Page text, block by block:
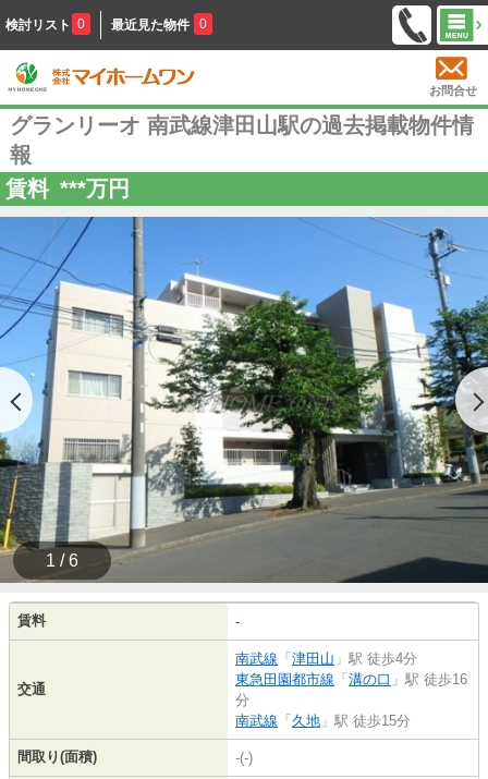
検討リスト 0 最近見た物件 0
お問合せ
グランリーオ 南武線津田山駅の過去掲載物件情
報
賃料 ***万円
1 / 6
賃料 -
交通
南武線 「 津田山 」駅 徒歩4分
東急田園都市線 「 溝の口 」駅 徒歩16
分
南武線 「 久地 」駅 徒歩15分
間取り(面積) -(-)